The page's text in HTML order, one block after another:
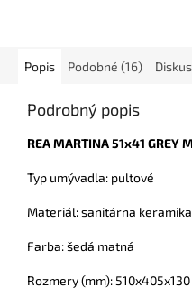
Popis Podobné (16)
Podrobný popis
REA MARTINA 51x41
Typ umývadla: pultové
Materiál: sanitárna keramika
Farba: šedá matná
Rozmery (mm): 510x405x130